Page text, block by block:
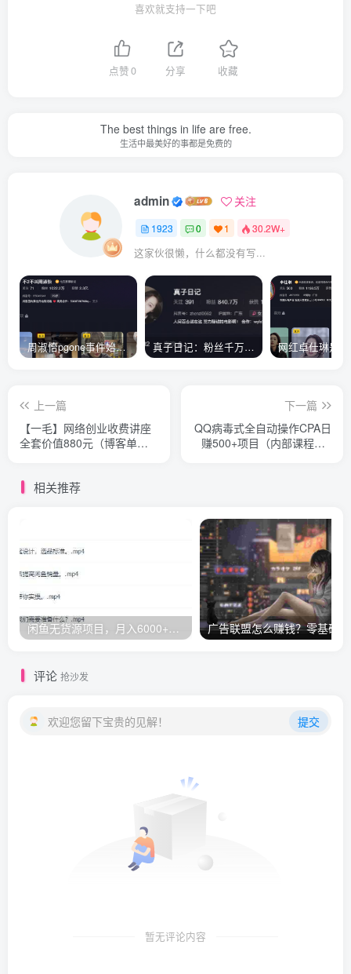
喜欢就支持一下吧
点赞0 分享 收藏
The best things in life are free.
生活中最美好的事都是免费的
admin 关注
1923 0 1 30.2W+
这家伙很懒，什么都没有写...
周淑怡pgone事件始末，周淑怡现状 真子日记：粉丝千万的真子日记是最懂反转的网红吗？
上一篇
【一毛】网络创业收费讲座
全套价值880元（博客单页
下一篇
QQ病毒式全自动操作CPA日
赚500+项目（内部课程共5
相关推荐
闲鱼无货源项目，月入6000+操作视频教程
评论 抢沙发
欢迎您留下宝贵的见解！ 提交
暂无评论内容